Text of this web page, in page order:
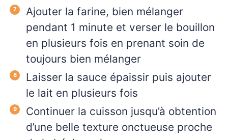
Ajouter la farine, bien mélanger
pendant 1 minute et verser le bouillon
en plusieurs fois en prenant soin de
toujours bien mélanger
Laisser la sauce épaissir puis ajouter
le lait en plusieurs fois
Continuer la cuisson jusqu’à obtention
d’une belle texture onctueuse proche